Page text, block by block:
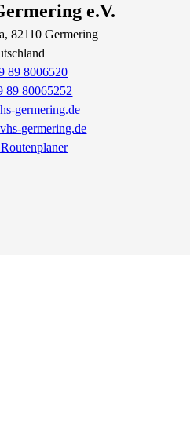
e.V.
a, 82110Germering
89 8006520
89 80065252
germering.de
germering.de